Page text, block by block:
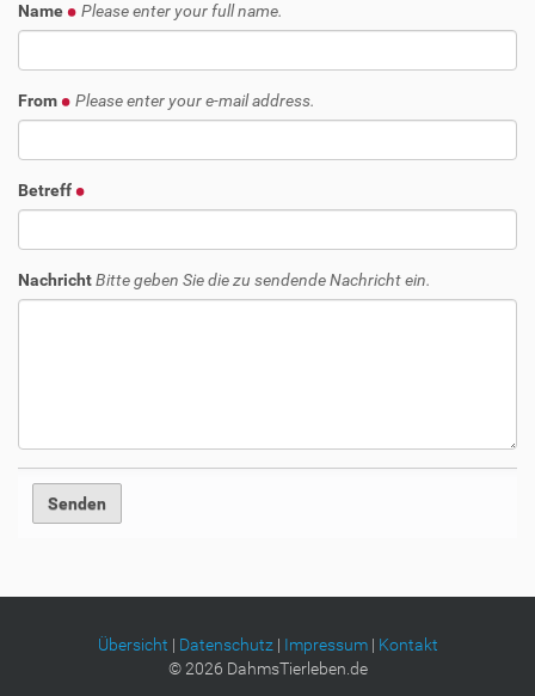
Name Please enter your full name.
From Please enter your e-mail address.
Betreff
NachrichtBitte geben Sie die zu sendende Nachricht ein.
Übersicht | Datenschutz| Impressum| Kontakt
©2026 DahmsTierleben.de